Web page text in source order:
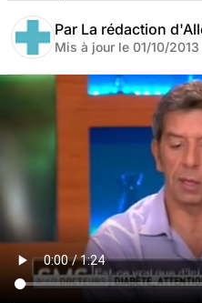
Par La rédaction
Mis à jour le 01/10/2013